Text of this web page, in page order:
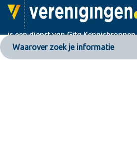
is een dienst vanGita Kennisbronnen